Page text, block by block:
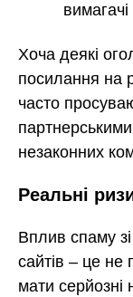
вимагачі
Хоча деякі
посилання на
часто
незаконних
Реальні
Вплив спаму
сайтів – це не
мати